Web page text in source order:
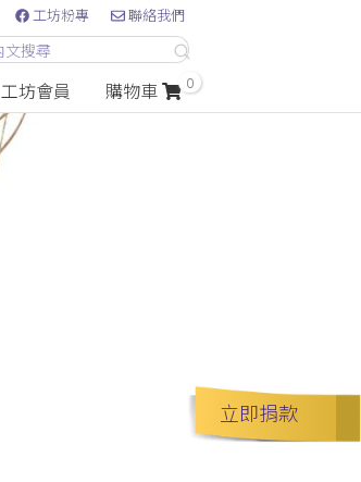
工坊粉專 聯絡我們
工坊會員 0
購物車
立即捐款